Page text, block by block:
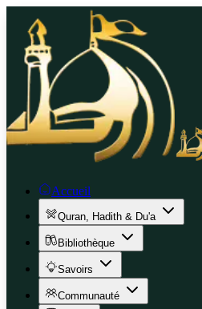
Accueil
Quran, Hadith & Du'a
Bibliothèque
Savoirs
Communauté